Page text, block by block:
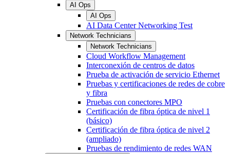
AI Ops
AI Ops
AI Data Center Networking Test
Network Technicians
Network Technicians
Cloud Workflow Management
Interconexión de centros de datos
Prueba de activación de servicio Ethernet
Pruebas y certificaciones de redes de cobre
y fibra
Pruebas con conectores MPO
Certificación de fibra óptica de nivel 1
(básico)
Certificación de fibra óptica de nivel 2
(ampliado)
Pruebas de rendimiento de redes WAN